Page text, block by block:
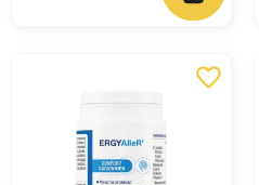
favorite_border